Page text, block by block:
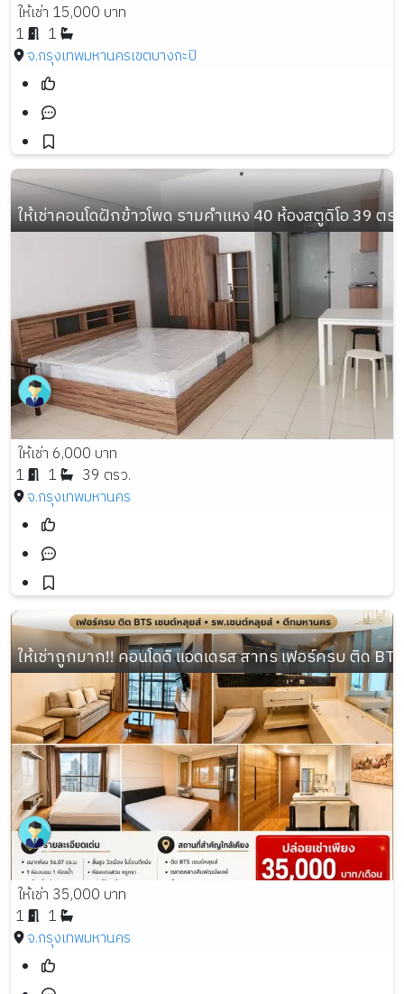
ให้เช่า 15,000 บาท
1
1
จ.กรุงเทพมหานครเขตบางกะปิ
ให้เช่าคอนโดฝักข้าวโพด รามคำแหง 40 ห้องสตูดิโอ 39 ต
ให้เช่า 6,000 บาท
1
1
39 ตรว.
จ.กรุงเทพมหานคร
ให้เช่าถูกมาก!! คอนโดดิ แอดเดรส สาทร เฟอร์ครบ ติด
ให้เช่า 35,000 บาท
1
1
จ.กรุงเทพมหานคร